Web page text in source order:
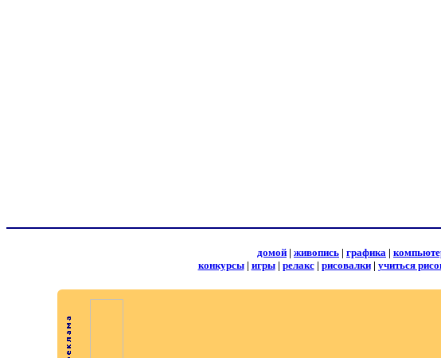
домой | живопись | графика |
конкурсы| игры| релакс| рисовалки| учиться